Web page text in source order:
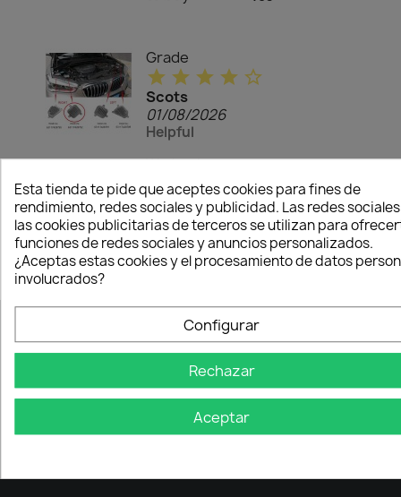
Grade
star star star star star_border
Scots
01/08/2026
Helpful
Works ok
Recommended
to buy:
thumb_up
Yes
NUESTRA EMPRESA
Via Nazionale, 7 (Piane S.Atto)
Esta tienda te pide que aceptes cookies para fines de
rendimiento, redes sociales y publicidad. Las redes
las cookies publicitarias de terceros se utilizan para
funciones de redes sociales y anuncios personalizados.
¿Aceptas estas cookies y el procesamiento de datos
involucrados?
Configurar
Rechazar
Aceptar